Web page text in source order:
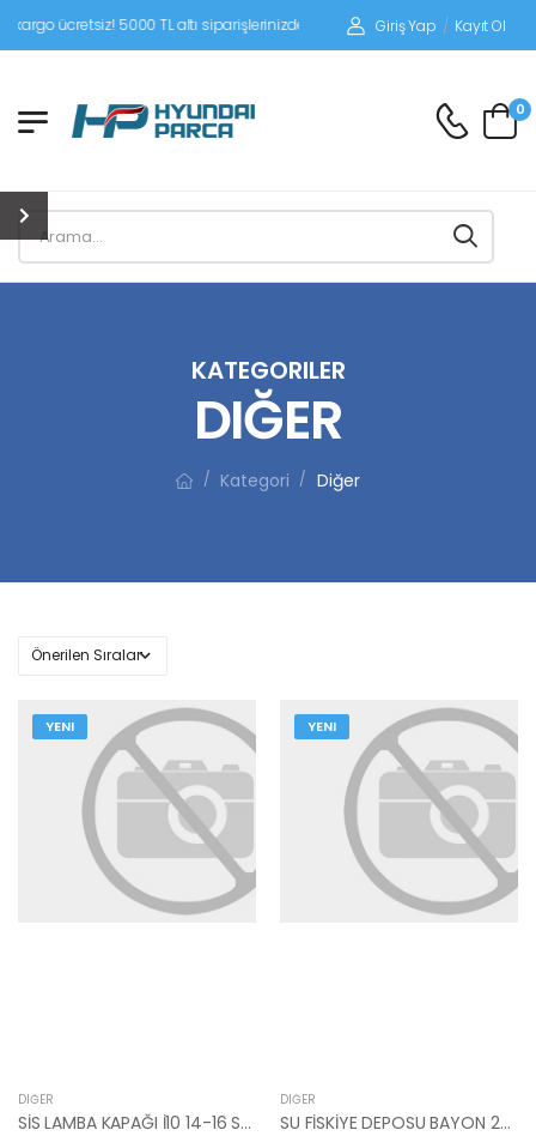
5000 TL altı siparişlerinizde siparişleriniz alıcı ödemeli gönderilir.
Giriş Yap / Kayıt Ol
0
KATEGORILER
DIĞER
/ Kategori / Diğer
YENI
DIĞER
SİS LAMBA KAPAĞI İ10 14-16 SAĞ SİS DELIKLI - 86582-B9000-MOBIS
YENI
DIĞER
SU FİSKİYE DEPOSU BAYON 2020 98611-Q0400 HMC